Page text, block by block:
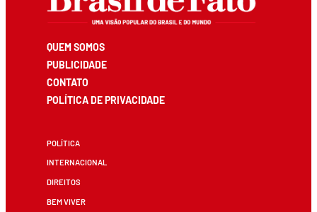
QUEM SOMOS
PUBLICIDADE
CONTATO
POLÍTICA DE PRIVACIDADE
POLÍTICA
INTERNACIONAL
DIREITOS
BEM VIVER